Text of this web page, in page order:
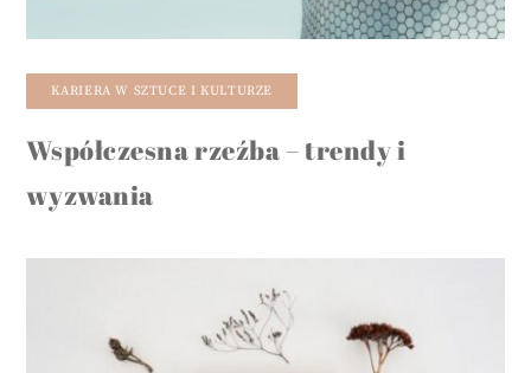
KARIERA W SZTUCE I KULTURZE
Współczesna rzeźba – trendy i
wyzwania